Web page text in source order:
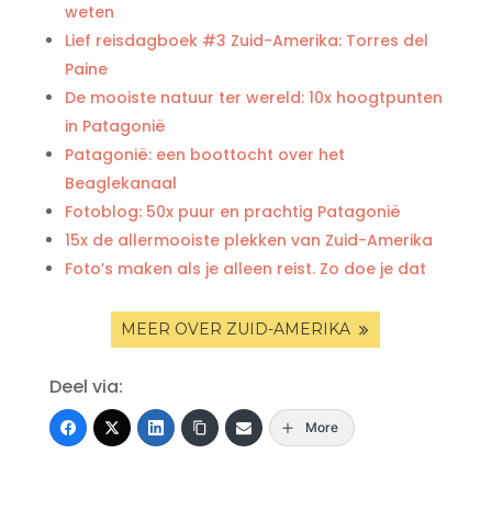
weten
Lief reisdagboek #3 Zuid-Amerika: Torres del
Paine
De mooiste natuur ter wereld: 10x hoogtpunten
in Patagonië
Patagonië: een boottocht over het
Beaglekanaal
Fotoblog: 50x puur en prachtig Patagonië
15x de allermooiste plekken van Zuid-Amerika
Foto’s maken als je alleen reist. Zo doe je dat
MEER OVER ZUID-AMERIKA
Deel via:
More